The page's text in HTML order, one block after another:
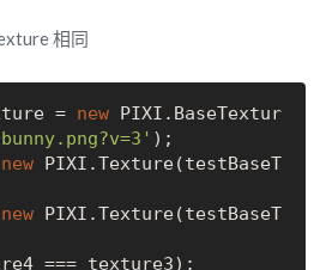
相同
= new PIXI.BaseTextur
new PIXI.Texture(testBaseT
new PIXI.Texture(testBaseT